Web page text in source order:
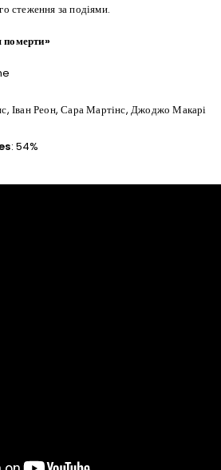
стеження за подіями.
померти»
Іван Реон, Сара Мартінс, Джоджо Макарі
: 54%